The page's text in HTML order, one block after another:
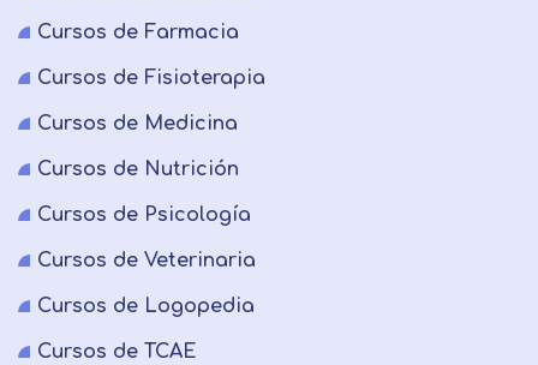
Cursos de Farmacia
Cursos de Fisioterapia
Cursos de Medicina
Cursos de Nutrición
Cursos de Psicología
Cursos de Veterinaria
Cursos de Logopedia
Cursos de TCAE